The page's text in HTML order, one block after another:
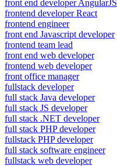
front end developer AngularJS
frontend developer React
frontend engineer
front end Javascript developer
frontend team lead
front end web developer
frontend web developer
front office manager
fullstack developer
full stack Java developer
full stack JS developer
full stack .NET developer
full stack PHP developer
fullstack PHP developer
full stack software engineer
fullstack web developer